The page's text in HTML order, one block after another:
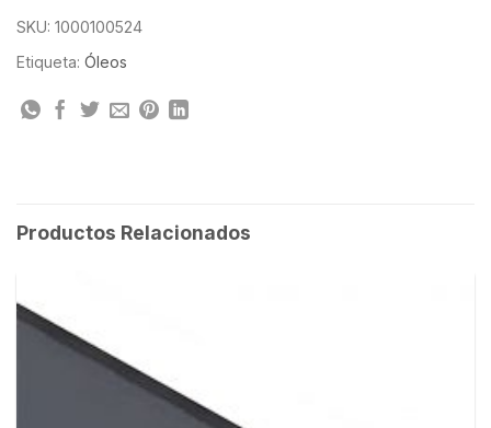
SKU: 1000100524
Etiqueta: Óleos
Productos Relacionados